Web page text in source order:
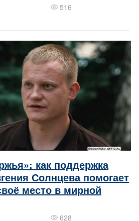
516
как поддержка
Солнцева помогает
место в мирной
628